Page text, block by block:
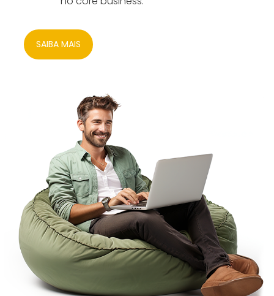
SAIBA MAIS